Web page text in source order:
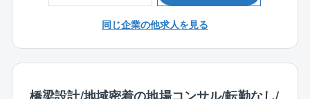
高度な技術力やノウハウをベースに、設備の安定稼働
省エネルギーの推進等、建物の資産価値を高める
様々なソリューションを提供しております。
ボレーションした
同じ企業の他求人を見る